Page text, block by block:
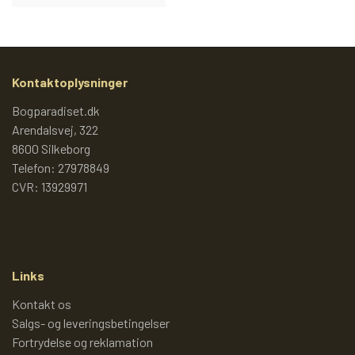
PIXI 800 - 899
PIXIBOG MALE- OG
Kontaktoplysninger
Bogparadiset.dk
Arendalsvej, 322
8600 Silkeborg
Telefon: 27978849
CVR: 13929971
Links
Kontakt os
Salgs- og leveringsbetingelser
Fortrydelse og reklamation